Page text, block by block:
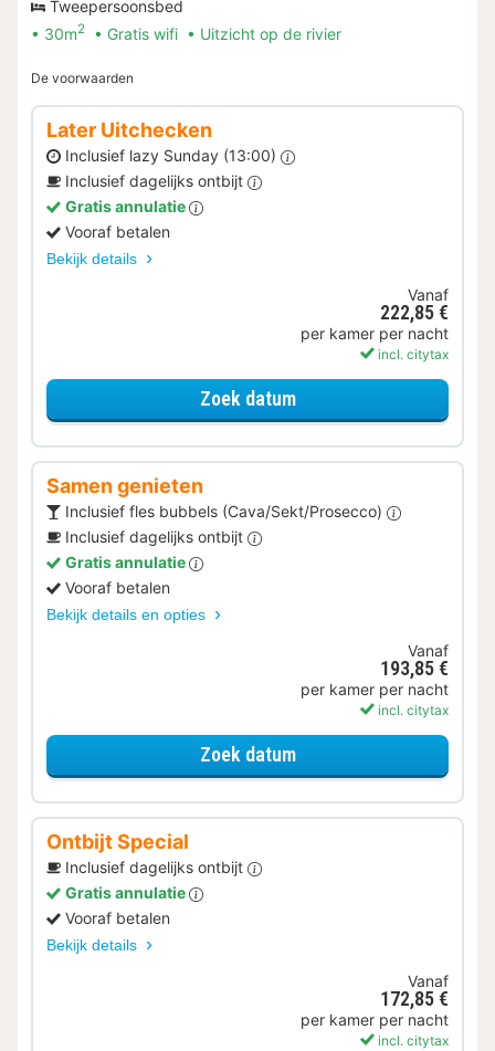
Tweepersoonsbed
30m2 Gratis wifi Uitzicht op de rivier
De voorwaarden
Later Uitchecken
Inclusief lazy Sunday (13:00)
Inclusief dagelijks ontbijt
Gratis annulatie
Vooraf betalen
Bekijk details
Vanaf
222,85 €
per kamer per nacht
incl. citytax
Zoek datumvoor Later Uitchecken
Samen genieten
Inclusief fles bubbels (Cava/Sekt/Prosecco)
Inclusief dagelijks ontbijt
Gratis annulatie
Vooraf betalen
Bekijk details en opties
Vanaf
193,85 €
per kamer per nacht
incl. citytax
Zoek datumvoor Samen genieten
Ontbijt Special
Inclusief dagelijks ontbijt
Gratis annulatie
Vooraf betalen
Bekijk details
Vanaf
172,85 €
per kamer per nacht
incl. citytax